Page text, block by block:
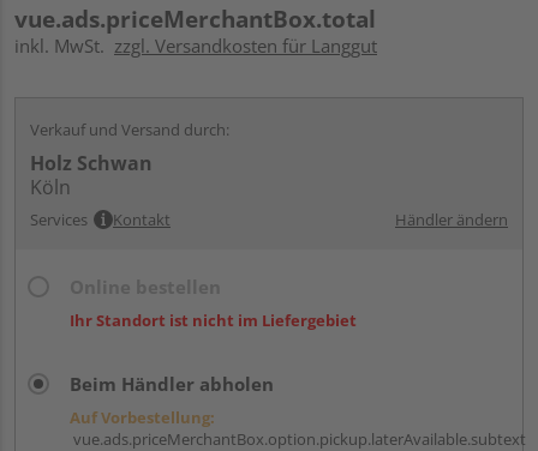
vue.ads.priceMerchantBox.total
inkl. MwSt. zzgl. Versandkosten für Langgut
Verkauf und Versand durch:
Holz Schwan
Köln
Services Kontakt Händler ändern
Ihr Standort ist nicht im Liefergebiet
Beim Händler abholen
Auf Vorbestellung:
vue.ads.priceMerchantBox.option.pickup.laterAvailable.subtext